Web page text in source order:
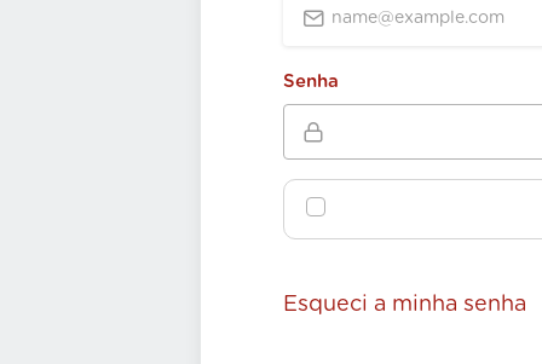
Senha
Esqueci a minha senha